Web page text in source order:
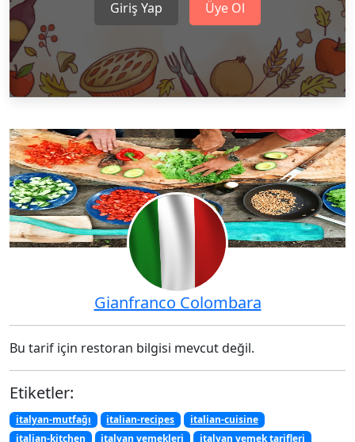
Giriş Yap Üye Ol
Gianfranco Colombara
Bu tarif için restoran bilgisi mevcut değil.
Etiketler:
italyan-mutfağı italian-recipes
italian-cuisine
italian-kitchen
italyan yemekleri italyan yemek tarifleri